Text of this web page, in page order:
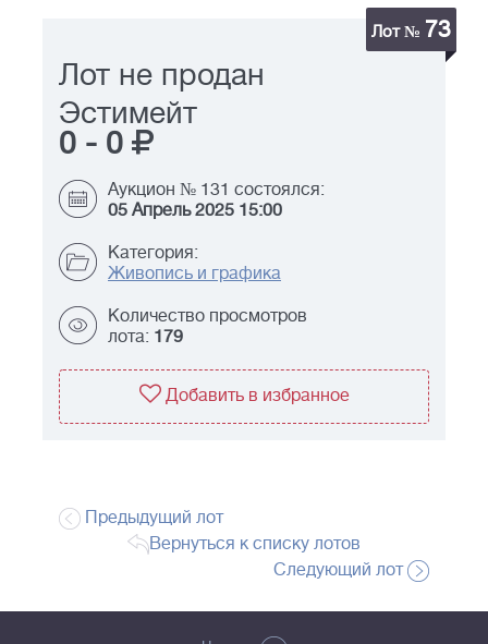
Лот № 73
Лот не продан
Эстимейт
0 - 0
Аукцион № 131 состоялся:
05 Апрель 2025 15:00
Категория:
Живопись и графика
Количество просмотров
лота: 179
Добавить в избранное
Предыдущий лот
Вернуться к списку лотов
Следующий лот